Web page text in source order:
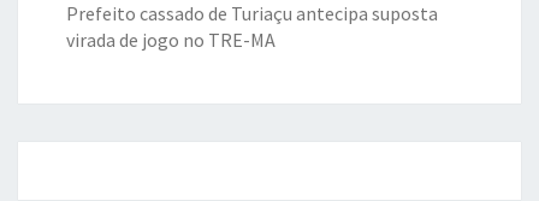
Prefeito cassado de Turiaçu antecipa suposta
virada de jogo no TRE-MA